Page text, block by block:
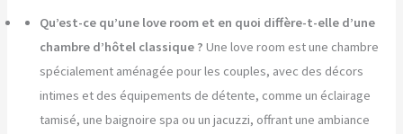
Qu’est-ce qu’une love room et en quoi diffère-t-elle d’une
chambre d’hôtel classique ? Une love room est une chambre
spécialement aménagée pour les couples, avec des décors
intimes et des équipements de détente, comme un éclairage
tamisé, une baignoire spa ou un jacuzzi, offrant une ambiance